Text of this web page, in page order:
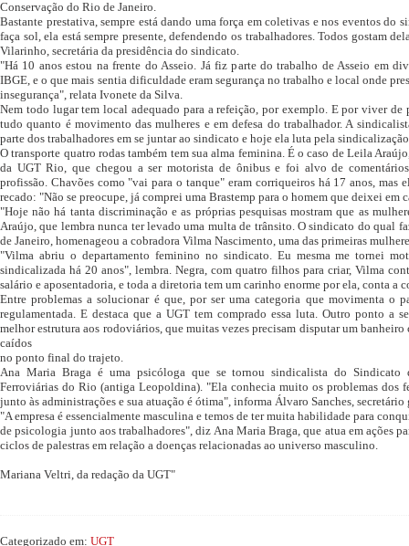
Conservação do Rio de Janeiro.
Bastante prestativa, sempre está dando uma força em coletivas e nos eventos do
faça sol, ela está sempre presente, defendendo os trabalhadores. Todos gostam
Vilarinho, secretária da presidência do sindicato.
"Há 10 anos estou na frente do Asseio. Já fiz parte do trabalho de Asseio em
IBGE, e o que mais sentia dificuldade eram segurança no trabalho e local onde
insegurança", relata Ivonete da Silva.
Nem todo lugar tem local adequado para a refeição, por exemplo. E por viver
tudo quanto é movimento das mulheres e em defesa do trabalhador. A
parte dos trabalhadores em se juntar ao sindicato e hoje ela luta pela
O transporte quatro rodas também tem sua alma feminina. É o caso de Leila
da UGT Rio, que chegou a ser motorista de ônibus e foi alvo de
profissão. Chavões como "vai para o tanque" eram corriqueiros há 17 anos, mas
recado: "Não se preocupe, já comprei uma Brastemp para o homem que deixei em
"Hoje não há tanta discriminação e as próprias pesquisas mostram que as
Araújo, que lembra nunca ter levado uma multa de trânsito. O sindicato do qual
de Janeiro, homenageou a cobradora Vilma Nascimento, uma das primeiras
"Vilma abriu o departamento feminino no sindicato. Eu mesma me tornei
sindicalizada há 20 anos", lembra. Negra, com quatro filhos para criar, Vilma
salário e aposentadoria, e toda a diretoria tem um carinho enorme por ela, conta a
Entre problemas a solucionar é que, por ser uma categoria que movimenta o
regulamentada. E destaca que a UGT tem comprado essa luta. Outro ponto a
melhor estrutura aos rodoviários, que muitas vezes precisam disputar um banheiro
caídos
no ponto final do trajeto.
Ana Maria Braga é uma psicóloga que se tornou sindicalista do Sindicato
Ferroviárias do Rio (antiga Leopoldina). "Ela conhecia muito os problemas dos
junto às administrações e sua atuação é ótima", informa Álvaro Sanches,
"A empresa é essencialmente masculina e temos de ter muita habilidade para
de psicologia junto aos trabalhadores", diz Ana Maria Braga, que atua em ações
ciclos de palestras em relação a doenças relacionadas ao universo masculino.
Mariana Veltri, da redação da UGT"
Categorizado em: UGT